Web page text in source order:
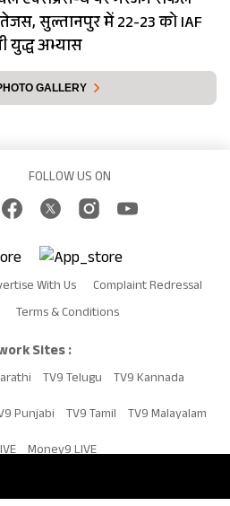
सुल्तानपुर में 22-23 को IAF
युद्ध अभ्यास
GALLERY
FOLLOW US ON
With Us
Complaint Redressal
Terms & Conditions
Sites :
TV9 Telugu TV9 Kannada
Punjabi TV9 Tamil TV9 Malayalam
Money9 LIVE